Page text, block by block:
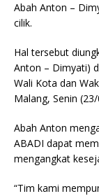
Abah Anton –
cilik.
Hal tersebut
Anton – Dimyati)
Wali Kota dan
Malang, Senin
Abah Anton
ABADI dapat
mengangkat
“Tim kami